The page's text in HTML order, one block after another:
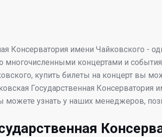
Консерватория имени Чайковского -
многочисленными концертами и
купить билеты на концерт вы
Государственная
можете узнать у наших менеджеров,